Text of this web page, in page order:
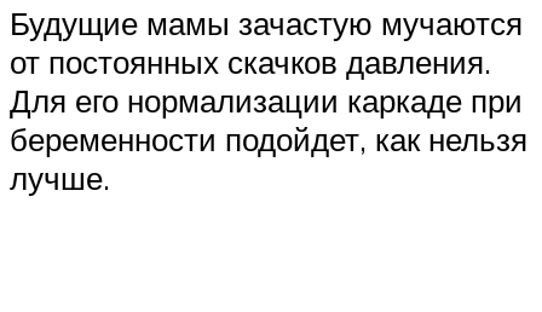
Будущие мамы зачастую мучаются
от постоянных скачков давления.
Для его нормализации каркаде при
беременности подойдет, как нельзя
лучше.